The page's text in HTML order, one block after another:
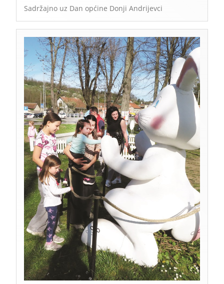
Sadržajno uz Dan općine Donji Andrijevci